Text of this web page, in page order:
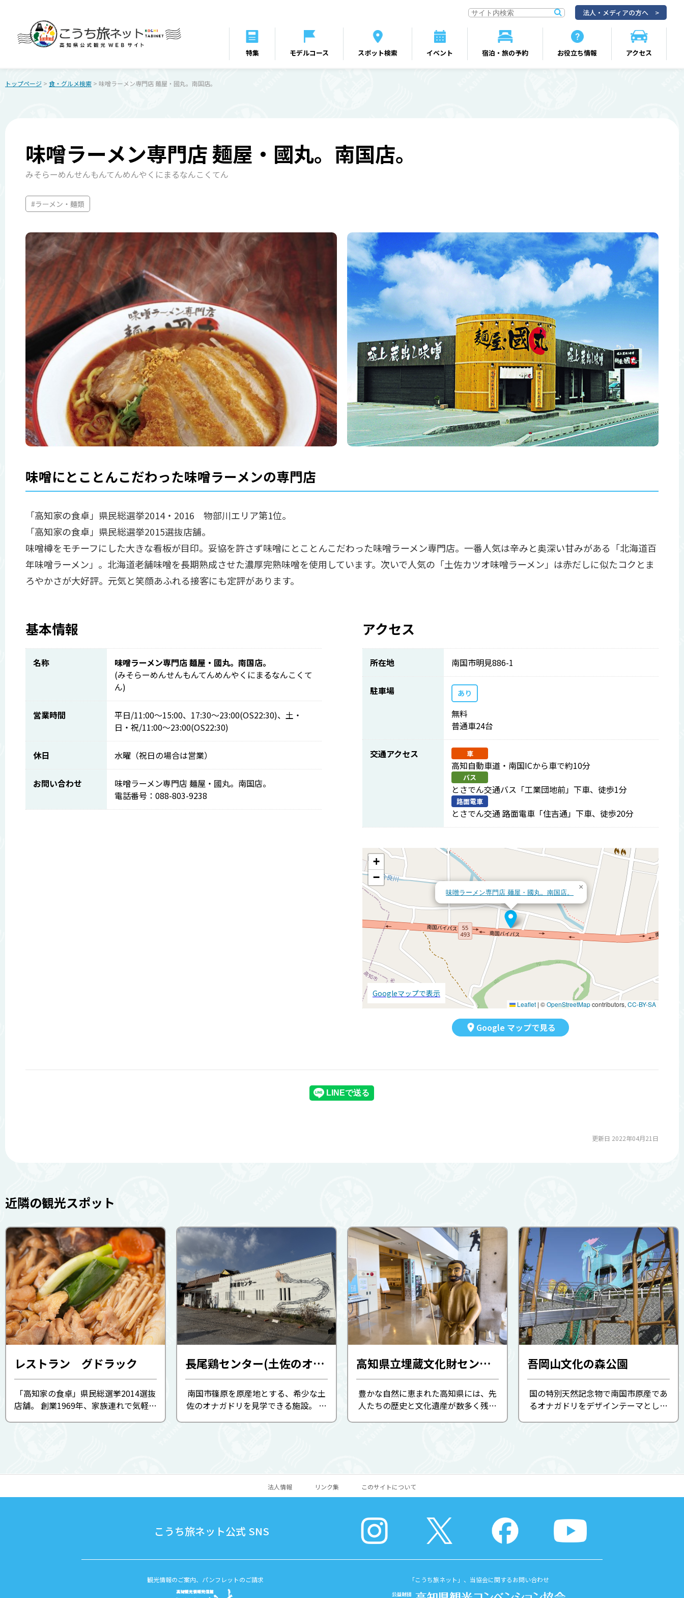
特集 モデルコース スポット検索 イベント 宿泊・旅の予約 お役立ち情報 アクセス
法人・メディアの方へ
トップページ > 食・グルメ検索 > 味噌ラーメン専門店 麺屋・國丸。南国店。
味噌ラーメン専門店 麺屋・國丸。南国店。
みそらーめんせんもんてんめんやくにまるなんこくてん
#ラーメン・麺類
味噌にとことんこだわった味噌ラーメンの専門店
「高知家の食卓」県民総選挙2014・2016 物部川エリア第1位。
「高知家の食卓」県民総選挙2015選抜店舗。
味噌樽をモチーフにした大きな看板が目印。妥協を許さず味噌にとことんこだわった味噌ラーメン専門店。一番人気は辛みと奥深い甘みがある「北海道百
年味噌ラーメン」。北海道老舗味噌を長期熟成させた濃厚完熟味噌を使用しています。次いで人気の「土佐カツオ味噌ラーメン」は赤だしに似たコクとま
ろやかさが大好評。元気と笑顔あふれる接客にも定評があります。
基本情報
名称
味噌ラーメン専門店 麺屋・國丸。南国店。
(みそらーめんせんもんてんめんやくにまるなんこくて
ん)
営業時間
平日/11:00～15:00、17:30～23:00(OS22:30)、土・
日・祝/11:00～23:00(OS22:30)
休日 水曜（祝日の場合は営業）
お問い合わせ
味噌ラーメン専門店 麺屋・國丸。南国店。
電話番号：088-803-9238
アクセス
所在地 南国市明見886-1
駐車場 あり
無料
普通車24台
交通アクセス 車
高知自動車道・南国ICから車で約10分
バス
とさでん交通バス「工業団地前」下車、徒歩1分
路面電車
とさでん交通 路面電車「住吉通」下車、徒歩20分
味噌ラーメン専門店 麺屋・國丸。南国店。
×
+
−
Leaflet | ©OpenStreetMapcontributors, CC-BY-SA
Googleマップで表示
Google マップで見る
更新日 2022年04月21日
近隣の観光スポット
レストラン グドラック
「高知家の食卓」県民総選挙2014選抜
店舗。 創業1969年、家族連れで気軽に
長尾鶏センター(土佐のオナガドリ)
南国市篠原を原産地とする、希少な土
佐のオナガドリを見学できる施設。 入
高知県立埋蔵文化財センター
豊かな自然に恵まれた高知県には、先
人たちの歴史と文化遺産が数多く残さ
吾岡山文化の森公園
国の特別天然記念物で南国市原産であ
るオナガドリをデザインテーマとした
法人情報 リンク集 このサイトについて
こうち旅ネット公式 SNS
観光情報のご案内、パンフレットのご請求 「こうち旅ネット」、当協会に関するお問い合わせ